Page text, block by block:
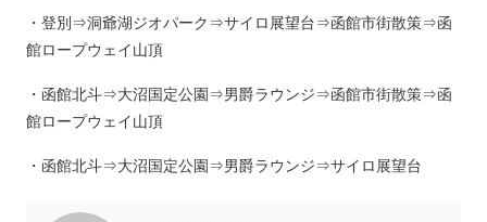
・登別⇒洞爺湖ジオパーク⇒サイロ展望台⇒函館市街散策⇒函
館ロープウェイ山頂
・函館北斗⇒大沼国定公園⇒男爵ラウンジ⇒函館市街散策⇒函
館ロープウェイ山頂
・函館北斗⇒大沼国定公園⇒男爵ラウンジ⇒サイロ展望台